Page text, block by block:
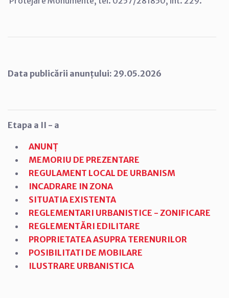
Data publicării anunțului: 29.05.2026
Etapa a II - a
ANUNȚ
MEMORIU DE PREZENTARE
REGULAMENT LOCAL DE URBANISM
INCADRARE IN ZONA
SITUATIA EXISTENTA
REGLEMENTARI URBANISTICE - ZONIFICARE
REGLEMENTĂRI EDILITARE
PROPRIETATEA ASUPRA TERENURILOR
POSIBILITATI DE MOBILARE
ILUSTRARE URBANISTICA